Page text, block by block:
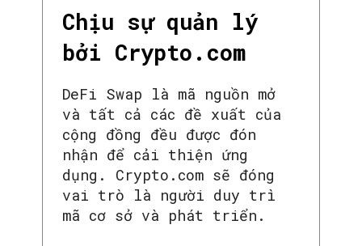
Chịu sự quản lý
bởi Crypto.com
DeFi Swap là mã nguồn mở
và tất cả các đề xuất của
cộng đồng đều được đón
nhận để cải thiện ứng
dụng. Crypto.com sẽ đóng
vai trò là người duy trì
mã cơ sở và phát triển.